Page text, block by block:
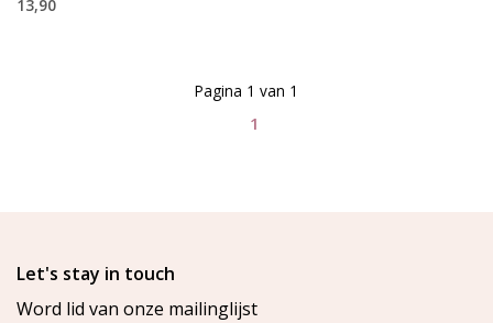
13,90
1
Pagina 1 van 1
Let's stay in touch
Word lid van onze mailinglijst